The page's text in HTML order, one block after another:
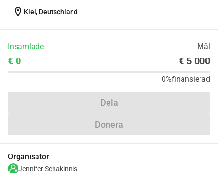
location_on Kiel, Deutschland
Insamlade Mål
€ 0 € 5 000
0%finansierad
Dela
Donera
Organisatör
Jennifer Schakinnis